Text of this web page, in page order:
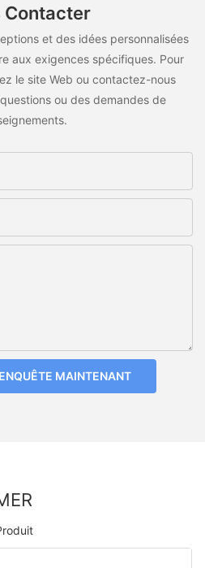
Contacter
et des idées personnalisées
aux exigences spécifiques. Pour
le site Web ou contactez-nous
ou des demandes de
MAINTENANT